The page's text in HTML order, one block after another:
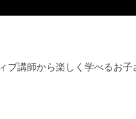
ブ講師から楽しく学べるお